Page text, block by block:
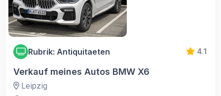
Rubrik: Antiquitaeten 4.1
Verkauf meines Autos BMW X6
Leipzig